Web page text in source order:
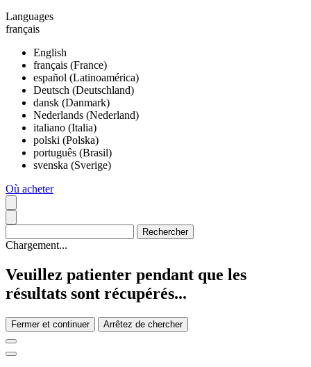
Languages
français
English
français (France)
español (Latinoamérica)
Deutsch (Deutschland)
dansk (Danmark)
Nederlands (Nederland)
italiano (Italia)
polski (Polska)
português (Brasil)
svenska (Sverige)
Où acheter
Chargement...
Veuillez patienter pendant que les
résultats sont récupérés...
Fermer et continuer Arrêtez de chercher